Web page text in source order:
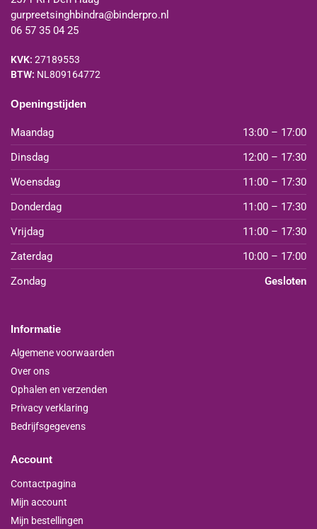
gurpreetsinghbindra@binderpro.nl
06 57 35 04 25
KVK: 27189553
BTW: NL809164772
Openingstijden
Maandag
13:00 – 17:00
Dinsdag
12:00 – 17:30
Woensdag
11:00 – 17:30
Donderdag
11:00 – 17:30
Vrijdag
11:00 – 17:30
Zaterdag
10:00 – 17:00
Zondag
Gesloten
Informatie
Algemene voorwaarden
Over ons
Ophalen en verzenden
Privacy verklaring
Bedrijfsgegevens
Account
Contactpagina
Mijn account
Mijn bestellingen